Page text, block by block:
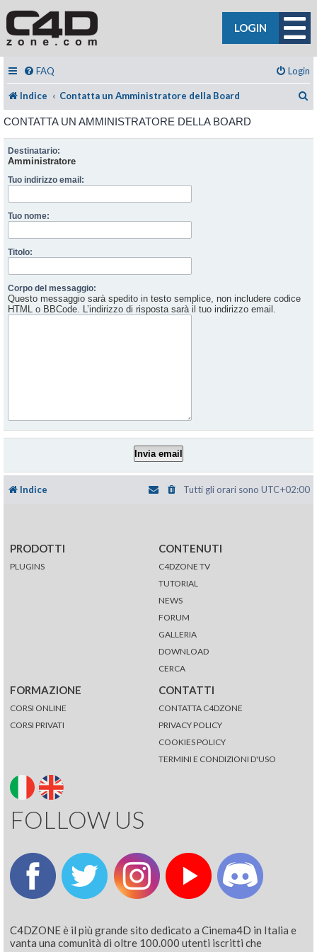
LOGIN
FAQ Login
Indice Contatta un Amministratore della Board
CONTATTA UN AMMINISTRATORE DELLA BOARD
Destinatario:
Amministratore
Tuo indirizzo email:
Tuo nome:
Titolo:
Corpo del messaggio:
Questo messaggio sarà spedito in testo semplice, non includere codice
HTML o BBCode. L’indirizzo di risposta sarà il tuo indirizzo email.
Indice Tutti gli orari sono UTC+02:00
PRODOTTI
PLUGINS
CONTENUTI
C4DZONE TV
TUTORIAL
NEWS
FORUM
GALLERIA
DOWNLOAD
CERCA
FORMAZIONE
CORSI ONLINE
CORSI PRIVATI
CONTATTI
CONTATTA C4DZONE
PRIVACY POLICY
COOKIES POLICY
TERMINI E CONDIZIONI D'USO
FOLLOW US
C4DZONE è il più grande sito dedicato a Cinema4D in Italia e
vanta una comunità di oltre 100.000 utenti iscritti che